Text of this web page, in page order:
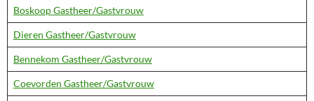
Boskoop Gastheer/Gastvrouw
Dieren Gastheer/Gastvrouw
Bennekom Gastheer/Gastvrouw
Coevorden Gastheer/Gastvrouw